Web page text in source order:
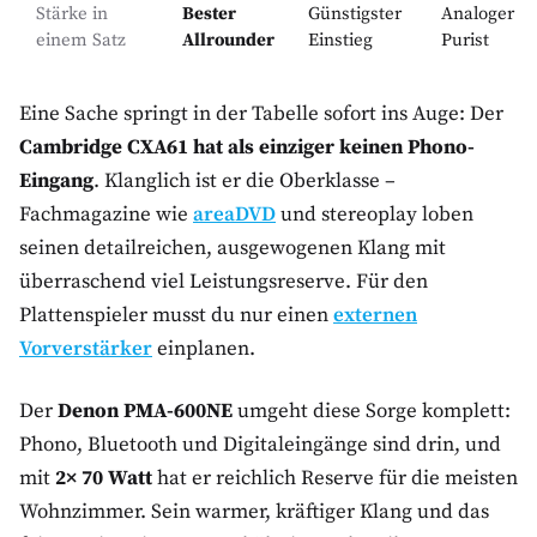
Stärke in
einem Satz
Bester
Allrounder
Günstigster
Einstieg
Analoger
Purist
Eine Sache springt in der Tabelle sofort ins Auge: Der
Cambridge CXA61 hat als einziger keinen Phono-
Eingang. Klanglich ist er die Oberklasse –
Fachmagazine wie areaDVDund stereoplay loben
seinen detailreichen, ausgewogenen Klang mit
überraschend viel Leistungsreserve. Für den
Plattenspieler musst du nur einenexternen
Vorverstärkereinplanen.
DerDenon PMA-600NEumgeht diese Sorge komplett:
Phono, Bluetooth und Digitaleingänge sind drin, und
mit2× 70 Watthat er reichlich Reserve für die meisten
Wohnzimmer. Sein warmer, kräftiger Klang und das